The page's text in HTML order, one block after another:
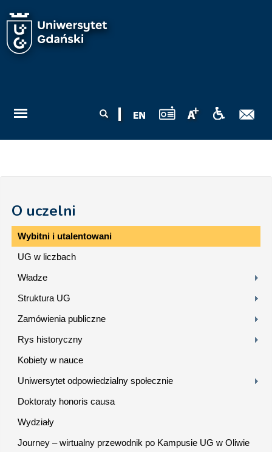
wyszukiwania
O uczelni
Wybitni i utalentowani
UG w liczbach
Władze
Struktura UG
Zamówienia publiczne
Rys historyczny
Kobiety w nauce
Uniwersytet odpowiedzialny społecznie
Doktoraty honoris causa
Wydziały
Journey – wirtualny przewodnik po Kampusie UG w Oliwie